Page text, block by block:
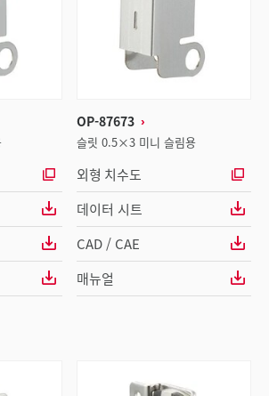
OP-87673
슬릿 0.5×3 미니 슬림용
외형 치수도
데이터 시트
CAD / CAE
매뉴얼